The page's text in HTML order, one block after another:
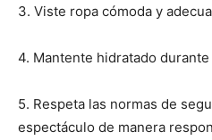
3. Viste ropa cómoda y
4. Mantente hidratado
5. Respeta las normas de
espectáculo de manera